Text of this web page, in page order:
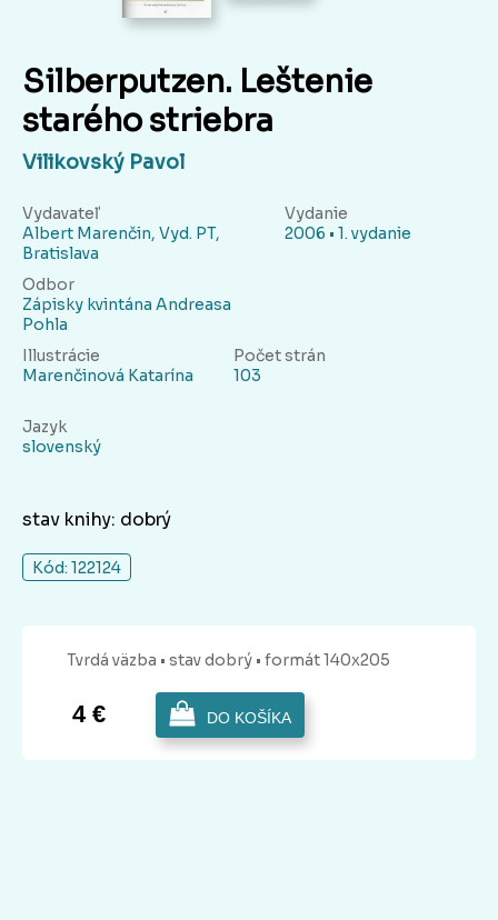
Silberputzen. Leštenie
starého striebra
Vilikovský Pavol
Vydavateľ
Albert Marenčin, Vyd. PT,
Bratislava
Vydanie
2006 • 1. vydanie
Odbor
Zápisky kvintána Andreasa
Pohla
Illustrácie
Marenčinová Katarína
Počet strán
103
Jazyk
slovenský
stav knihy: dobrý
Kód: 122124
Tvrdá väzba • stav dobrý • formát 140x205
4 € DO KOŠÍKA